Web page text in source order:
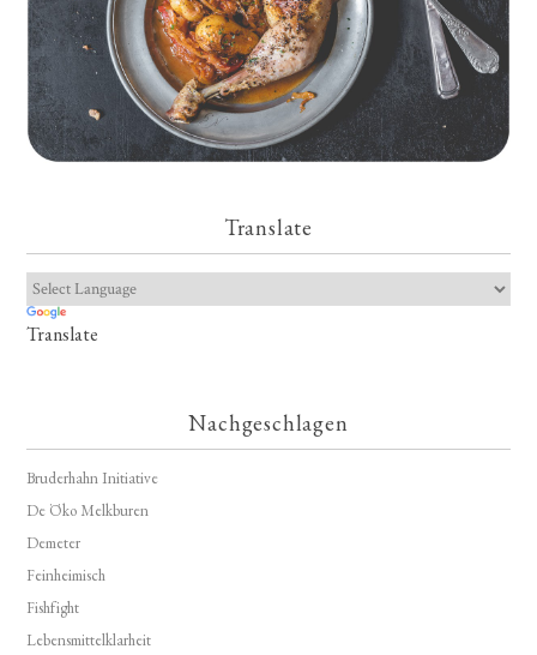
Translate
Translate
Nachgeschlagen
Bruderhahn Initiative
De Öko Melkburen
Demeter
Feinheimisch
Fishfight
Lebensmittelklarheit